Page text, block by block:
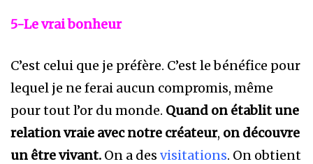
5-Le vrai bonheur
C’est celui que je préfère. C’est le bénéfice pour
lequel je ne ferai aucun compromis, même
pour tout l’or du monde. Quand on établit une
relation vraie avec notre créateur, on découvre
un être vivant. On a des visitations. On obtient